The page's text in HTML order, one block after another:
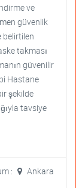
ve
güvenlik
belirtilen
takması
güvenilir
Hastane
şekilde
tavsiye
:
Ankara